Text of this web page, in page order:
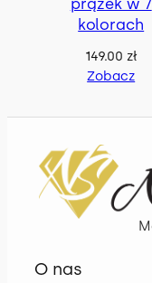
kolorach
149.00 zł
Zobacz
O nas